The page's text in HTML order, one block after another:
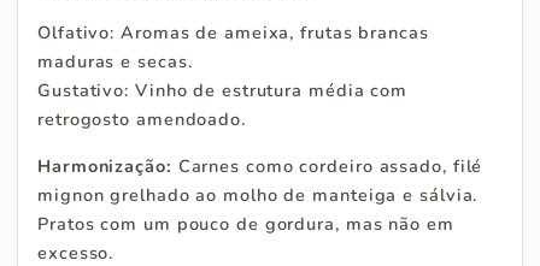
Olfativo: Aromas de ameixa, frutas brancas
maduras e secas.
Gustativo: Vinho de estrutura média com
retrogosto amendoado.
Harmonização: Carnes como cordeiro assado, filé
mignon grelhado ao molho de manteiga e sálvia.
Pratos com um pouco de gordura, mas não em
excesso.